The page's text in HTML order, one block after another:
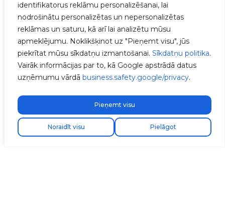
identifikatorus reklāmu personalizēšanai, lai
nodrošinātu personalizētas un nepersonalizētas
reklāmas un saturu, kā arī lai analizētu mūsu
apmeklējumu. Noklikšķinot uz "Pieņemt visu", jūs
piekrītat mūsu sīkdatņu izmantošanai. Sīkdatņu politika.
Vairāk informācijas par to, kā Google apstrādā datus
uzņēmumu vārdā business.safety.google/privacy.
Pielāgot
Noraidīt visu
Pieņemt visu
Atrodi savu uzstādītāju